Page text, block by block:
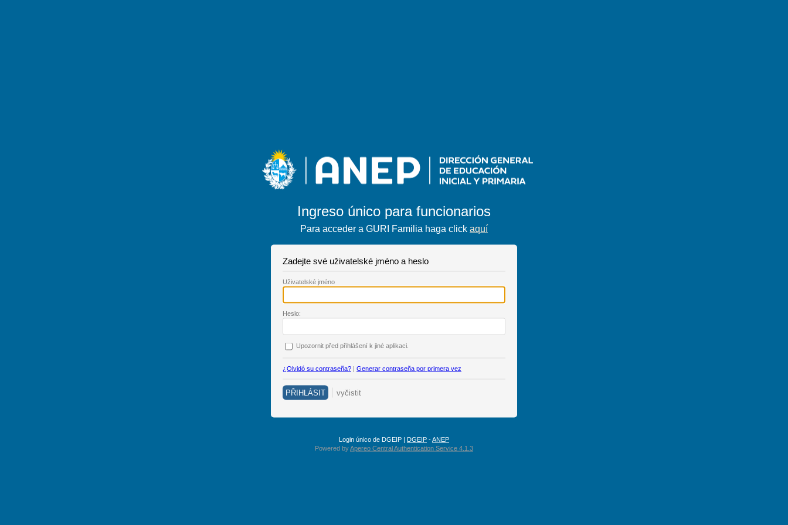
Ingreso único para funcionarios
Para acceder a GURI Familia haga click aquí
Zadejte své uživatelské jméno a heslo
Uživatelské jméno
Heslo:
Upozornit před přihlášení k jiné aplikaci.
¿Olvidó su contraseña? | Generar contraseña por primera vez
Login único de DGEIP | DGEIP -ANEP
Powered byApereo Central Authentication Service 4.1.3